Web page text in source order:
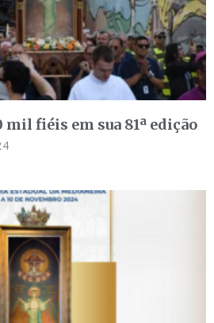
mil fiéis em sua 81ª edição